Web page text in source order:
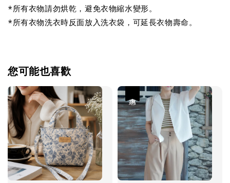
*所有衣物請勿烘乾，避免衣物縮水變形。
*所有衣物洗衣時反面放入洗衣袋，可延長衣物壽命。
您可能也喜歡